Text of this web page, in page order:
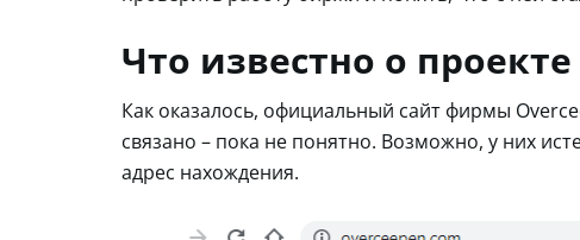
Что известно о проекте
Как оказалось, официальный сайт фирмы
связано – пока не понятно. Возможно, у них
адрес нахождения.